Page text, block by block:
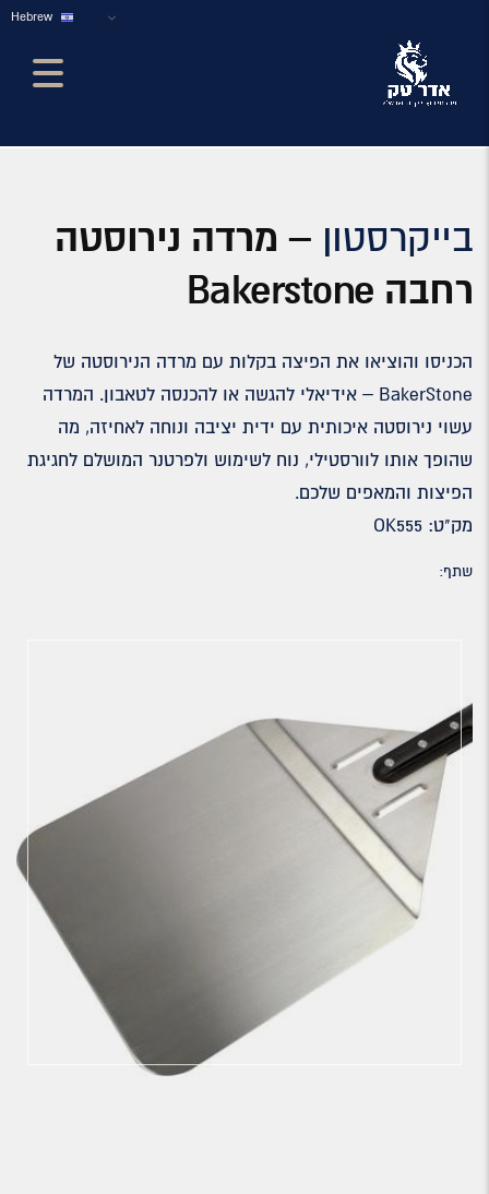
בייקרסטון
– מרדה נירוסטה
רחבה Bakerstone
הכניסו והוציאו את הפיצה בקלות עם מרדה הנירוסטה של
BakerStone – אידיאלי להגשה או להכנסה לטאבון. המרדה
עשוי נירוסטה איכותית עם ידית יציבה ונוחה לאחיזה, מה
שהופך אותו לוורסטילי, נוח לשימוש ולפרטנר המושלם לחגיגת
הפיצות והמאפים שלכם.
מק"ט: OK555
שתף: